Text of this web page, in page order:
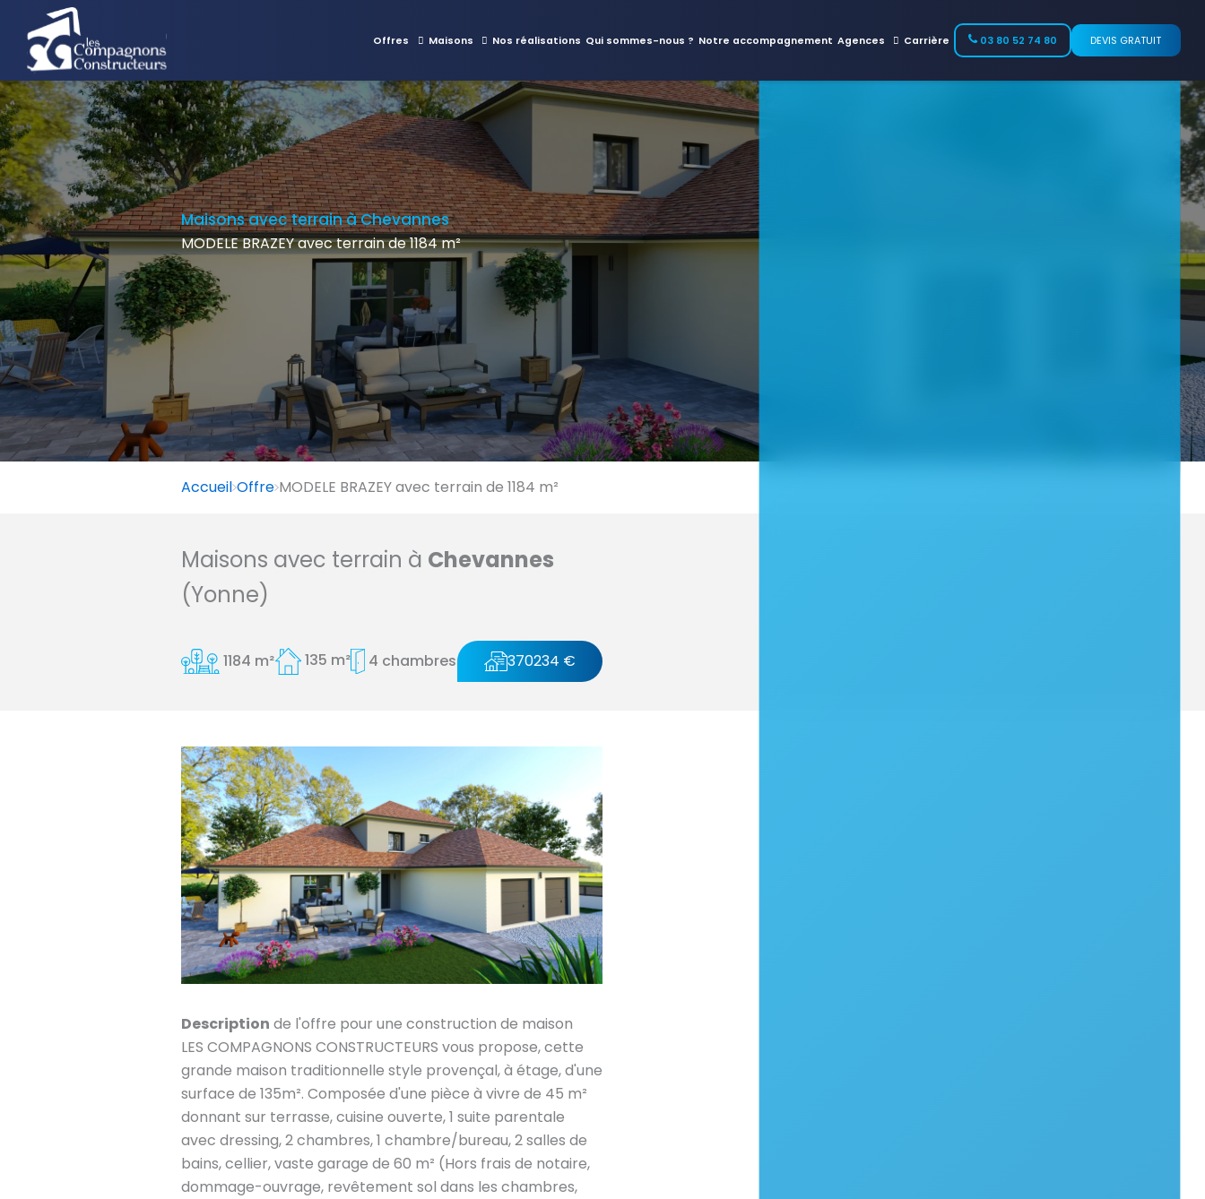
Offres Maisons Nos réalisations Qui sommes-nous ? Notre accompagnement Agences Carrière 03 80 52 74 80 DEVIS GRATUIT
Maisons avec terrain à Chevannes
MODELE BRAZEY avec terrain de 1184 m²
Accueil Offre MODELE BRAZEY avec terrain de 1184 m²
Maisons avec terrain à Chevannes
(Yonne)
1184 m² 135 m² 4 chambres 370234 €
Description de l'offre pour une construction de maison
LES COMPAGNONS CONSTRUCTEURS vous propose, cette
grande maison traditionnelle style provençal, à étage, d'une
surface de 135m². Composée d'une pièce à vivre de 45 m²
donnant sur terrasse, cuisine ouverte, 1 suite parentale
avec dressing, 2 chambres, 1 chambre/bureau, 2 salles de
bains, cellier, vaste garage de 60 m² (Hors frais de notaire,
dommage-ouvrage, revêtement sol dans les chambres,